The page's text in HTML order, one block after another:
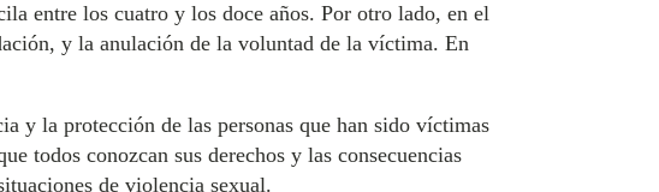
entre los cuatro y los doce años. Por otro lado, en el
y la anulación de la voluntad de la víctima. En
y la protección de las personas que han sido víctimas
todos conozcan sus derechos y las consecuencias
de violencia sexual.